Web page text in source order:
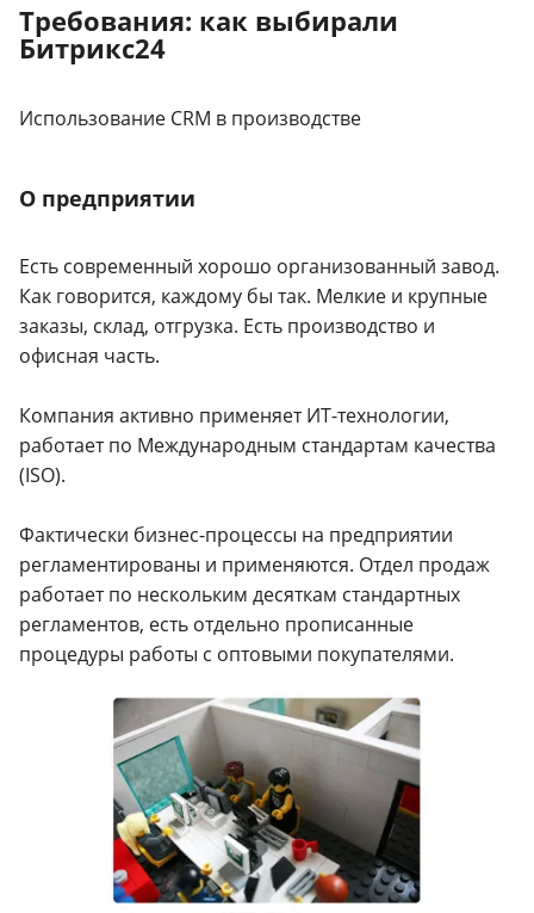
Требования: как выбирали
Битрикс24
Использование CRM в производстве
О предприятии
Есть современный хорошо организованный завод.
Как говорится, каждому бы так. Мелкие и крупные
заказы, склад, отгрузка. Есть производство и
офисная часть.
Компания активно применяет ИТ-технологии,
работает по Международным стандартам качества
(ISO).
Фактически бизнес-процессы на предприятии
регламентированы и применяются. Отдел продаж
работает по нескольким десяткам стандартных
регламентов, есть отдельно прописанные
процедуры работы с оптовыми покупателями.